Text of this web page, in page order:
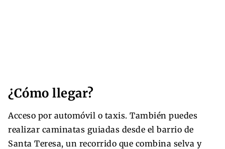
¿Cómo llegar?
Acceso por automóvil o taxis. También puedes
realizar caminatas guiadas desde el barrio de
Santa Teresa, un recorrido que combina selva y